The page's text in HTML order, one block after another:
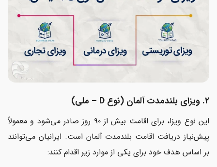
۲. ویزای بلندمدت آلمان (نوع D – ملی)
این نوع ویزا، برای اقامت بیش از ۹۰ روز صادر می‌شود و معمولاً
پیش‌نیاز دریافت اقامت بلندمدت آلمان است. ایرانیان می‌توانند
بر اساس هدف خود برای یکی از موارد زیر اقدام کنند: